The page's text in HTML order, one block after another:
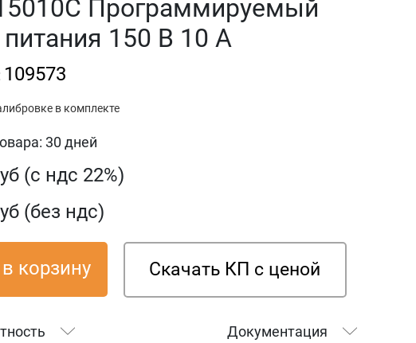
Программируемый
питания 150 В 10 А
109573
в комплекте
30 дней
(с ндс 22%)
(без ндс)
корзину Скачать КП с ценой
Документация